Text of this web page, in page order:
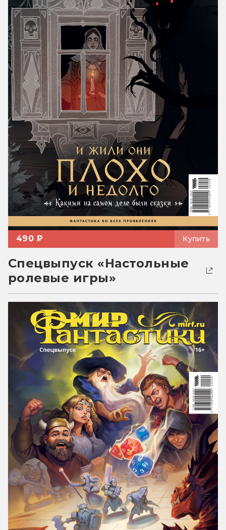
490 ₽ Купить
Спецвыпуск «Настольные
ролевые игры»